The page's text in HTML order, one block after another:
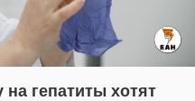
гепатиты хотят